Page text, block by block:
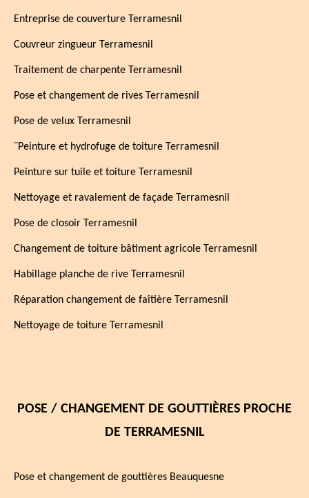
Entreprise de couverture Terramesnil
Couvreur zingueur Terramesnil
Traitement de charpente Terramesnil
Pose et changement de rives Terramesnil
Pose de velux Terramesnil
¨Peinture et hydrofuge de toiture Terramesnil
Peinture sur tuile et toiture Terramesnil
Nettoyage et ravalement de façade Terramesnil
Pose de closoir Terramesnil
Changement de toiture bâtiment agricole Terramesnil
Habillage planche de rive Terramesnil
Réparation changement de faîtière Terramesnil
Nettoyage de toiture Terramesnil
POSE / CHANGEMENT DE GOUTTIÈRES PROCHE
DE TERRAMESNIL
Pose et changement de gouttières Beauquesne